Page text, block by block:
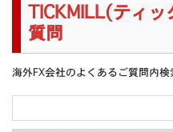
TICKMILL(ティ
質問
海外FX会社のよくあるご質問内検